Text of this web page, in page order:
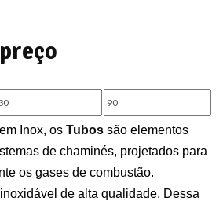
mínimo
Preço
máximo
Inox, os Tubos são elementos
de chaminés, projetados para
os gases de combustão.
de alta qualidade. Dessa